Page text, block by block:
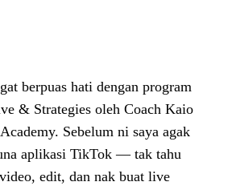
berpuas hati dengan program
& Strategies oleh Coach Kaio
Sebelum ni saya agak
aplikasi TikTok — tak tahu
edit, dan nak buat live